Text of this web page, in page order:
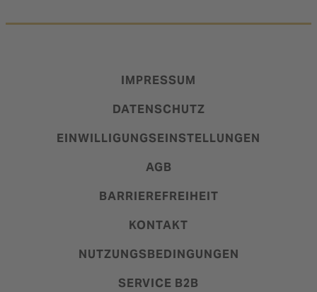
IMPRESSUM
DATENSCHUTZ
EINWILLIGUNGSEINSTELLUNGEN
AGB
BARRIEREFREIHEIT
KONTAKT
NUTZUNGSBEDINGUNGEN
SERVICE B2B